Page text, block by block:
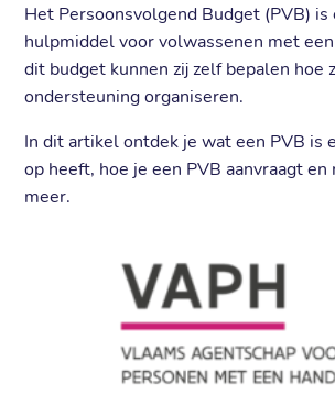
Het Persoonsvolgend Budget (PVB) is
hulpmiddel voor volwassenen met
dit budget kunnen zij zelf bepalen hoe
ondersteuning organiseren.
In dit artikel ontdek je wat een PVB is
op heeft, hoe je een PVB aanvraagt en
meer.